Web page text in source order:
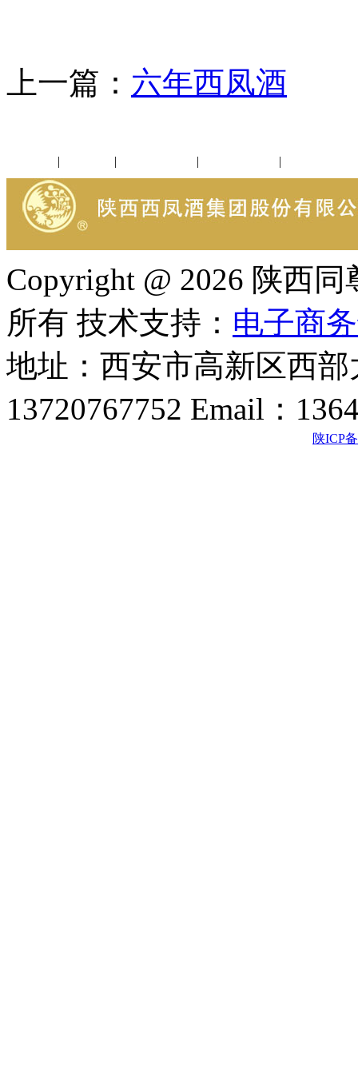
上一篇： 六年西凤酒
| | | |
Copyright @ 2026 陕西
所有 技术支持： 电子商
地址：西安市高新区西
13720767752 Email：
陕ICP